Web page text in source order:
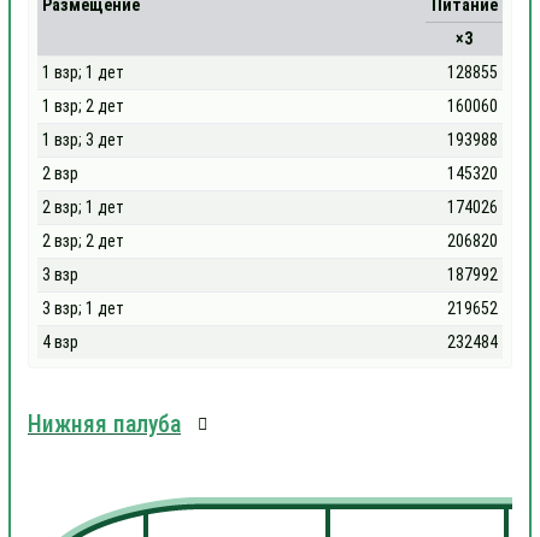
Размещение
Питание
×3
1 взр; 1 дет
128855
1 взр; 2 дет
160060
1 взр; 3 дет
193988
2 взр
145320
2 взр; 1 дет
174026
2 взр; 2 дет
206820
3 взр
187992
3 взр; 1 дет
219652
4 взр
232484
Нижняя палуба